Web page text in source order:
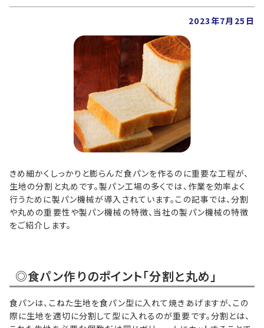
2023年7月25日
きめ細かくしっかりと膨らんだ食パンを作るのに重要な工程が、
生地の分割と丸めです。製パン工場の多くでは、作業を効率よく
行うために製パン機械が導入されています。この記事では、分割
や丸めの重要性や製パン機械の特徴、当社の製パン機械の特徴
をご紹介します。
◎食パン作りのポイント「分割と丸め」
食パンは、こねた生地を食パン型に入れて焼きあげますが、この
際に生地を適切に分割して型に入れるのが重要です。分割とは、